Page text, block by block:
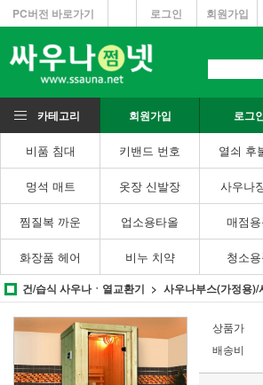
PC버전 바로가기 회원가입
로그인
카테고리 회원가입 로그
비품 침대 키밴드 번호 열쇠 후
멍석 매트 옷장 신발장 사우나
찜질복 까운 업소용타올 매점
화장품 헤어 비누 치약 청소
건/습식 사우나ㆍ열교환기 사우나부스(가정용)/
상품가
배송비